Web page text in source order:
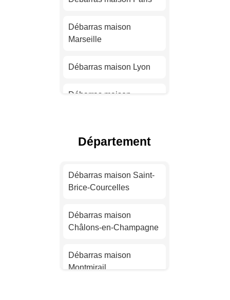
Débarras maison
Marseille
Débarras maison Lyon
Débarras maison
Débarras maison Nice
Débarras maison
Débarras maison
Débarras maison
Département
Débarras maison Saint-
Brice-Courcelles
Débarras maison
Châlons-en-Champagne
Débarras maison
Montmirail